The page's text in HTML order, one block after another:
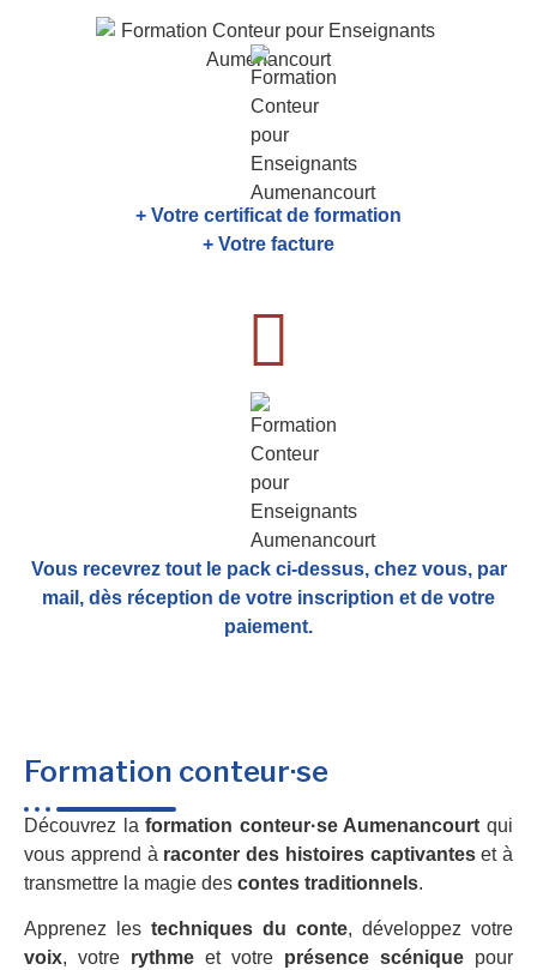
+ Votre certificat de formation
+ Votre facture
Vous recevrez tout le pack ci-dessus, chez vous, par
mail, dès réception de votre inscription et de votre
paiement.
Formation conteur·se
Découvrez laformation conteur·se Aumenancourt qui
vous apprend à raconter des histoires captivanteset à
transmettre la magie des contes traditionnels.
Apprenez les techniques du conte, développez votre
voix, votre rythme et votre présence scénique pour